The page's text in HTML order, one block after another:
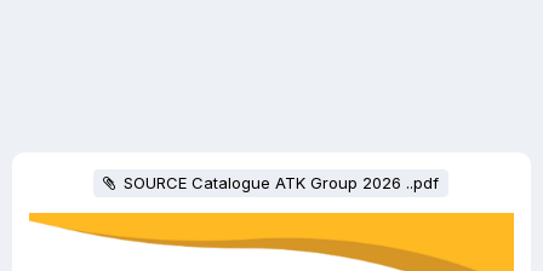
SOURCE Catalogue ATK Group 2026 ..pdf